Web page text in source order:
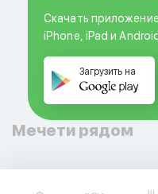
Скачать
iPhone, iPad и Android
Загрузить на
Мечети рядом